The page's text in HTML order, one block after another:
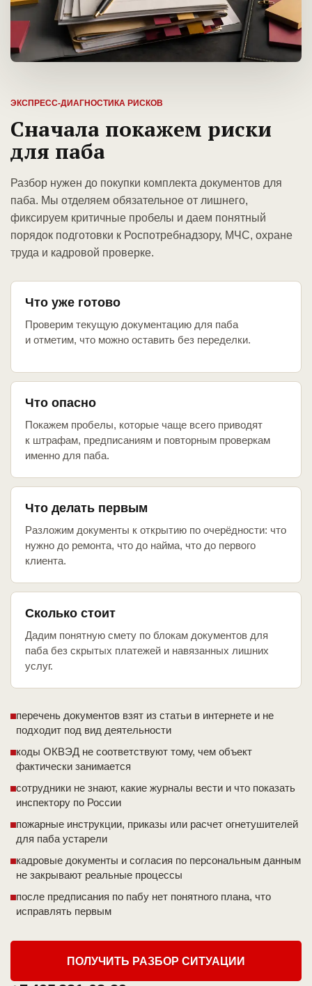
ЭКСПРЕСС-ДИАГНОСТИКА РИСКОВ
Сначала покажем риски
для паба
Разбор нужен до покупки комплекта документов для
паба. Мы отделяем обязательное от лишнего,
фиксируем критичные пробелы и даем понятный
порядок подготовки к Роспотребнадзору, МЧС, охране
труда и кадровой проверке.
Что уже готово
Проверим текущую документацию для паба
и отметим, что можно оставить без переделки.
Что опасно
Покажем пробелы, которые чаще всего приводят
к штрафам, предписаниям и повторным проверкам
именно для паба.
Что делать первым
Разложим документы к открытию по очерёдности: что
нужно до ремонта, что до найма, что до первого
клиента.
Сколько стоит
Дадим понятную смету по блокам документов для
паба без скрытых платежей и навязанных лишних
услуг.
перечень документов взят из статьи в интернете и не
подходит под вид деятельности
коды ОКВЭД не соответствуют тому, чем объект
фактически занимается
сотрудники не знают, какие журналы вести и что показать
инспектору по России
пожарные инструкции, приказы или расчет огнетушителей
для паба устарели
кадровые документы и согласия по персональным данным
не закрывают реальные процессы
после предписания по пабу нет понятного плана, что
исправлять первым
ПОЛУЧИТЬ РАЗБОР СИТУАЦИИ